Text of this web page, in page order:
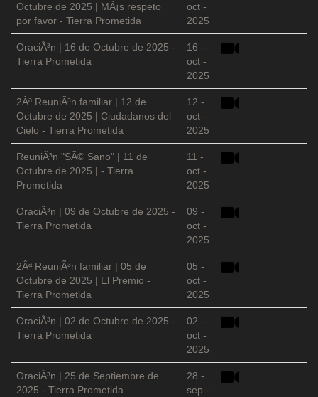
Octubre de 2025 | MÃ¡s respeto
por favor - Tierra Prometida
oct -
2025
OraciÃ³n | 16 de Octubre de 2025 -
Tierra Prometida
16 -
oct -
2025
2Âª ReuniÃ³n familiar | 12 de
Octubre de 2025 | Ciudadanos del
Cielo - Tierra Prometida
12 -
oct -
2025
ReuniÃ³n "SÃ© Sano" | 11 de
Octubre de 2025 | - Tierra
Prometida
11 -
oct -
2025
OraciÃ³n | 09 de Octubre de 2025 -
Tierra Prometida
09 -
oct -
2025
2Âª ReuniÃ³n familiar | 05 de
Octubre de 2025 | El Premio -
Tierra Prometida
05 -
oct -
2025
OraciÃ³n | 02 de Octubre de 2025 -
Tierra Prometida
02 -
oct -
2025
OraciÃ³n | 25 de Septiembre de
2025 - Tierra Prometida
28 -
sep -